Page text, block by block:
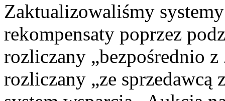
Zaktualizowaliśmy
rekompensaty poprzez
rozliczany „bezpośrednio
rozliczany „ze